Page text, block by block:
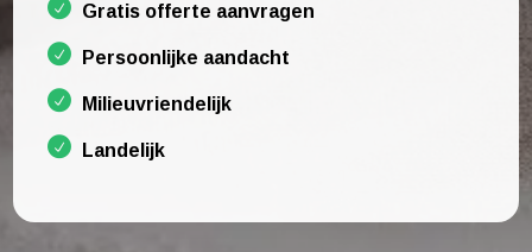
Gratis offerte aanvragen
Persoonlijke aandacht
Milieuvriendelijk
Landelijk